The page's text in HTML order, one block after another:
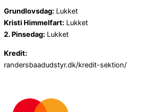
Grundlovsdag: Lukket
Kristi Himmelfart: Lukket
2. Pinsedag: Lukket
Kredit:
randersbaadudstyr.dk/kredit-sektion/